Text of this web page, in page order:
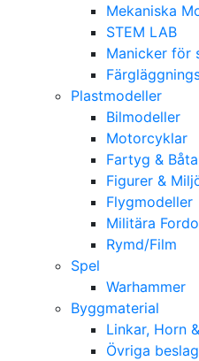
Mekaniska
STEM LAB
Manicker för
Plastmodeller
Bilmodeller
Motorcyklar
Fartyg &
Figurer &
Flygmodeller
Militära
Rymd/Film
Spel
Warhammer
Byggmaterial
Linkar, Horn
Övriga